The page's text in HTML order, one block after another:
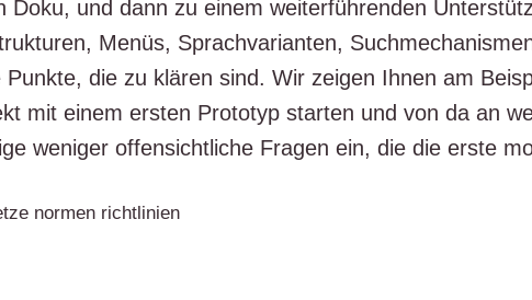
Doku, und dann zu einem wei­ter­füh­ren­den
Menüs, Sprach­va­ri­an­ten,
die zu klä­ren sind. Wir zei­gen Ihnen am
mit einem ers­ten Pro­to­typ star­ten und von da an
weni­ger offen­sicht­li­che Fra­gen ein, die die ers­te